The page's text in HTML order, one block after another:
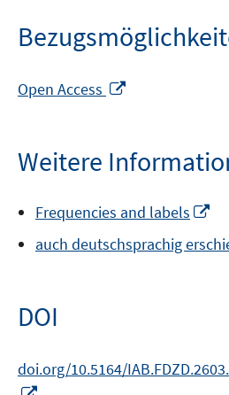
Open Access
öffnen
Weitere
Frequencies and labels
auch deutschsprachig
DOI
doi.org/10.5164/